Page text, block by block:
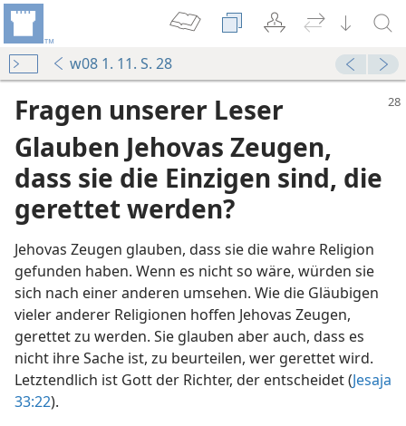
w08 1. 11. S. 28
Fragen unserer Leser
Glauben Jehovas Zeugen,
dass sie die Einzigen sind, die
gerettet werden?
Jehovas Zeugen glauben, dass sie die wahre Religion
gefunden haben. Wenn es nicht so wäre, würden sie
sich nach einer anderen umsehen. Wie die Gläubigen
vieler anderer Religionen hoffen Jehovas Zeugen,
gerettet zu werden. Sie glauben aber auch, dass es
nicht ihre Sache ist, zu beurteilen, wer gerettet wird.
Letztendlich ist Gott der Richter, der entscheidet (Jesaja
33:22).